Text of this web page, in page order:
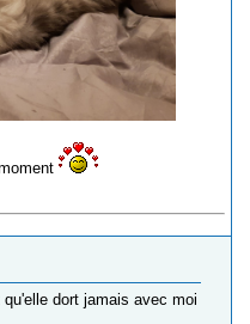
dort jamais avec moi